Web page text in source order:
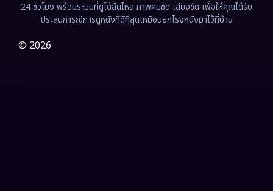
Film (57)
Gothic
24 ชั่วโมง พร้อมระบบที่ดูได้ลื่นไหล ภาพคมชัด เสียงชัด เพื่อให้คุณได้รับ
ประสบการณ์การดูหนังที่ดีที่สุดเหมือนยกโรงหนังมาไว้ที่บ้าน
© 2026